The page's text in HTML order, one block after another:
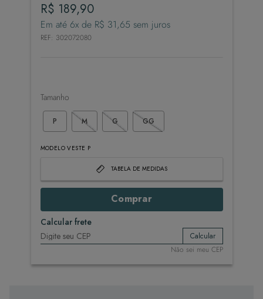
R$ 189,90
Em até 6x de R$ 31,65 sem juros
REF: 302072080
Tamanho
P M G GG
MODELO VESTE P
TABELA DE MEDIDAS
Comprar
Calcular frete
Calcular
Não sei meu CEP